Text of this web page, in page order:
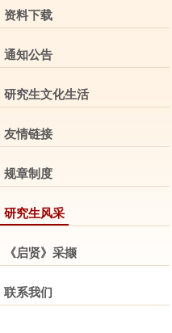
资料下载
通知公告
研究生文化生活
友情链接
规章制度
研究生风采
《启贤》采撷
联系我们